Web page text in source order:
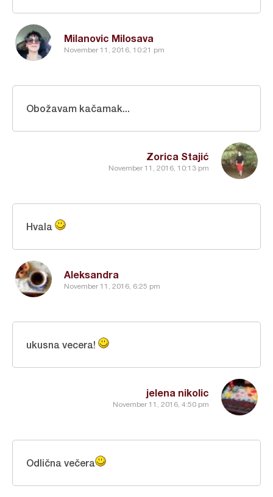
Milanovic Milosava
November 11, 2016, 10:21 pm
Zorica Stajić
November 11, 2016, 10:13 pm
Obožavam kačamak...
Aleksandra
November 11, 2016, 6:25 pm
Hvala
jelena nikolic
November 11, 2016, 4:50 pm
ukusna vecera!
Odlična večera